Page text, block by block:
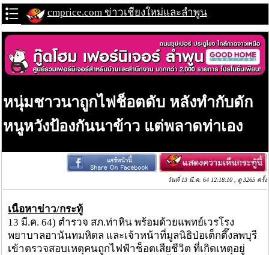
cmprice.com ข่าวเชียงใหม่และลำพูน
หนุ่มชาวนาถูกไฟช็อตดับ หลังทำกับดัก
หนูหวังป้องกันนาข้าว แต่พลาดท่าเอง
วันที่ 13 มี.ค. 64 12:18:10 , ดู 3265 ครั้ง
เนื้อหาข่าว/กระทู้
13 มี.ค. 64) ตำรวจ สภ.ท่าหิน พร้อมด้วยแพทย์เวรโรง
พยาบาลอานันทมหิดล และเจ้าหน้าที่มูลนิธิป่อเต็กตึ๊งลพบุรี
เข้าตรวจสอบเหตุคนถูกไฟฟ้าช็อตเสียชีวิต ที่เกิดเหตุอยู่